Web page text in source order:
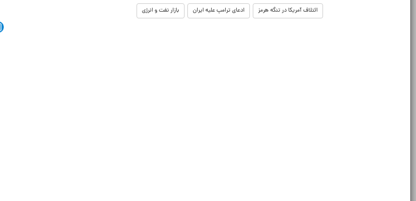
ائتلاف آمریکا در تنگه هرمز ادعای ترامپ علیه ایران بازار نفت و انرژی